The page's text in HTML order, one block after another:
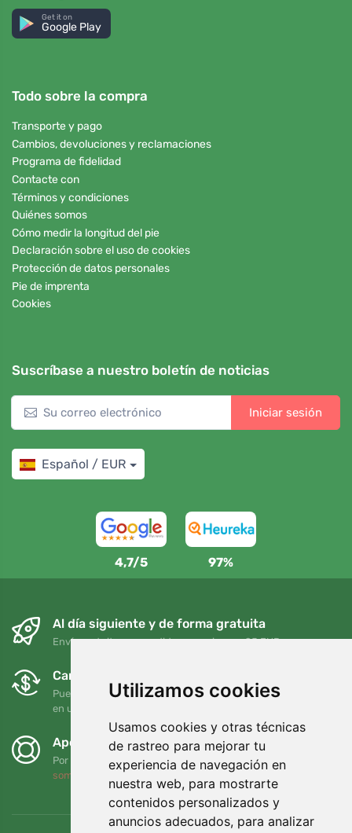
Utilizamos cookies
Usamos cookies y otras técnicas
de rastreo para mejorar tu
experiencia de navegación en
nuestra web, para mostrarte
contenidos personalizados y
anuncios adecuados, para analizar
Get it on
Google Play
Todo sobre la compra
Transporte y pago
Cambios, devoluciones y reclamaciones
Programa de fidelidad
Contacte con
Términos y condiciones
Quiénes somos
Cómo medir la longitud del pie
Declaración sobre el uso de cookies
Protección de datos personales
Pie de imprenta
Cookies
Suscríbase a nuestro boletín de noticias
Iniciar sesión
Español / EUR
4,7/5 97%
Al día siguiente y de forma gratuita
Envío gratuito para pedidos superiores a 95 EUR
Cambios y devoluciones gratuitos
Puede devolver o cambiar su pedido en cualquier momento
en un plazo de 90 días
Apoyamos a Trees.org
Por cada pedido plantamos un árbol. Leer más Quiénes
somos